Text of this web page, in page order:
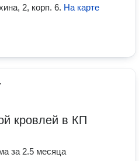
2, корп. 6. На карте
кровлей в КП
за 2.5 месяца